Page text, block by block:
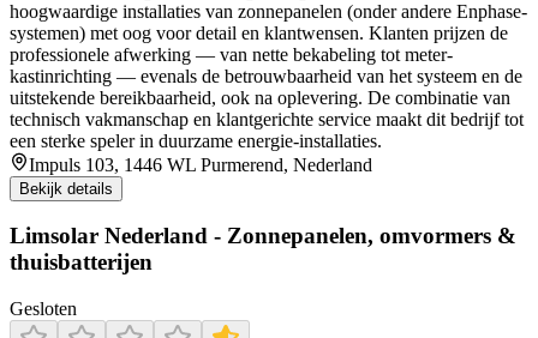
hoogwaardige installaties van zonnepanelen (onder andere Enphase-
systemen) met oog voor detail en klantwensen. Klanten prijzen de
professionele afwerking — van nette bekabeling tot meter-
kastinrichting — evenals de betrouwbaarheid van het systeem en de
uitstekende bereikbaarheid, ook na oplevering. De combinatie van
technisch vakmanschap en klantgerichte service maakt dit bedrijf tot
een sterke speler in duurzame energie-installaties.
Impuls 103, 1446 WL Purmerend, Nederland
Bekijk details
Limsolar Nederland - Zonnepanelen, omvormers &
thuisbatterijen
Gesloten